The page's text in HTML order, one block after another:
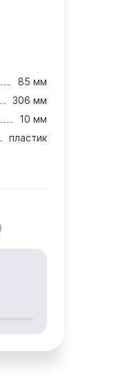
85 мм
306 мм
10 мм
пластик